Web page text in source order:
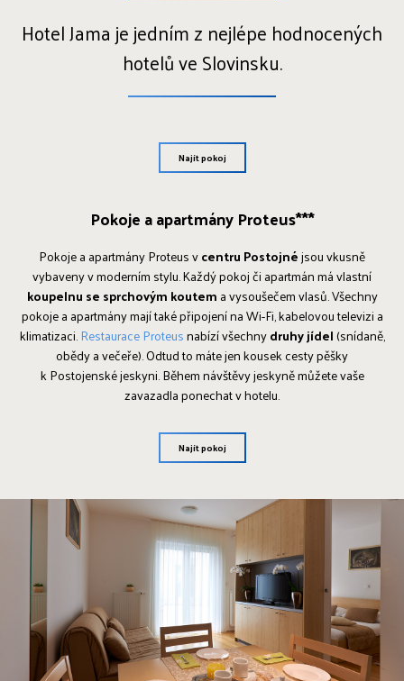
Hotel Jama je jedním z nejlépe hodnocených
hotelů ve Slovinsku.
Najít pokoj
Pokoje a apartmány Proteus***
Pokoje a apartmány Proteus vcentru Postojnéjsou vkusně
vybaveny v moderním stylu. Každý pokoj či apartmán má vlastní
koupelnu se sprchovým koutem a vysoušečem vlasů. Všechny
pokoje a apartmány mají také připojení na Wi-Fi, kabelovou televizi a
klimatizaci.Restaurace Proteusnabízí všechnydruhy jídel(snídaně,
obědy a večeře). Odtud to máte jen kousek cesty pěšky
k Postojenské jeskyni. Během návštěvy jeskyně můžete vaše
zavazadla ponechat v hotelu.
Najít pokoj